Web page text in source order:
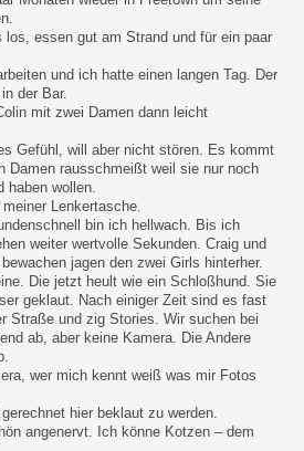
los, essen gut am Strand und für ein paar
und ich hatte einen langen Tag. Der
der Bar.
mit zwei Damen dann leicht
Gefühl, will aber nicht stören. Es kommt
Damen rausschmeißt weil sie nur noch
haben wollen.
Lenkertasche.
bin ich hellwach. Bis ich
weiter wertvolle Sekunden. Craig und
jagen den zwei Girls hinterher.
Die jetzt heult wie ein Schloßhund. Sie
geklaut. Nach einiger Zeit sind es fast
Straße und zig Stories. Wir suchen bei
ab, aber keine Kamera. Die Andere
wer mich kennt weiß was mir Fotos
hier beklaut zu werden.
angenervt. Ich könne Kotzen – dem